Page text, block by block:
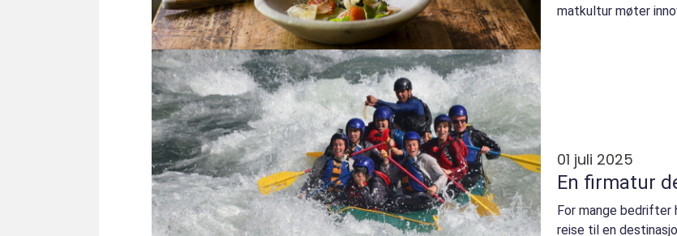
matkultur møter
01 juli 2025
En firmatur
For mange bedrifter
reise til en